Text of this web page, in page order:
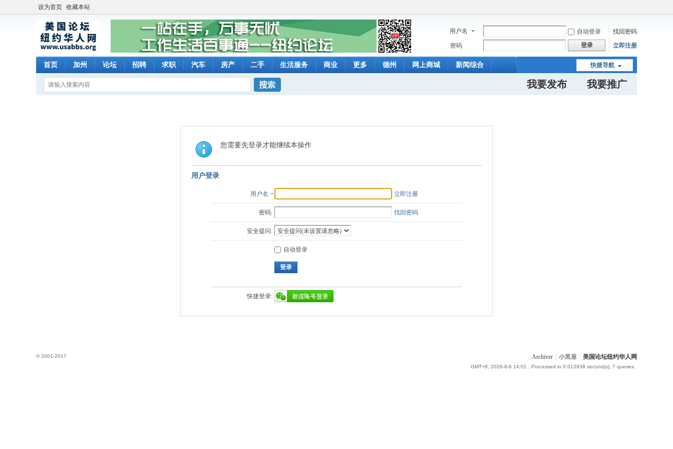
设为首页 收藏本站
用户名 自动登录
找回密码
密码
登录 立即注册
快捷导航
首页 加州 论坛 招聘 求职 汽车 房产 二手 生活服务 商业 更多 德州 网上商城 新闻综合
我要发布 我要推广
您需要先登录才能继续本操作
用户登录
用户名 立即注册
密码: 找回密码
安全提问:
自动登录
登录
快捷登录:
Archiver 小黑屋 美国论坛纽约华人网
GMT+8, 2026-8-6 14:01 , Processed in 0.013938 second(s), 7 queries .
© 2001-2017